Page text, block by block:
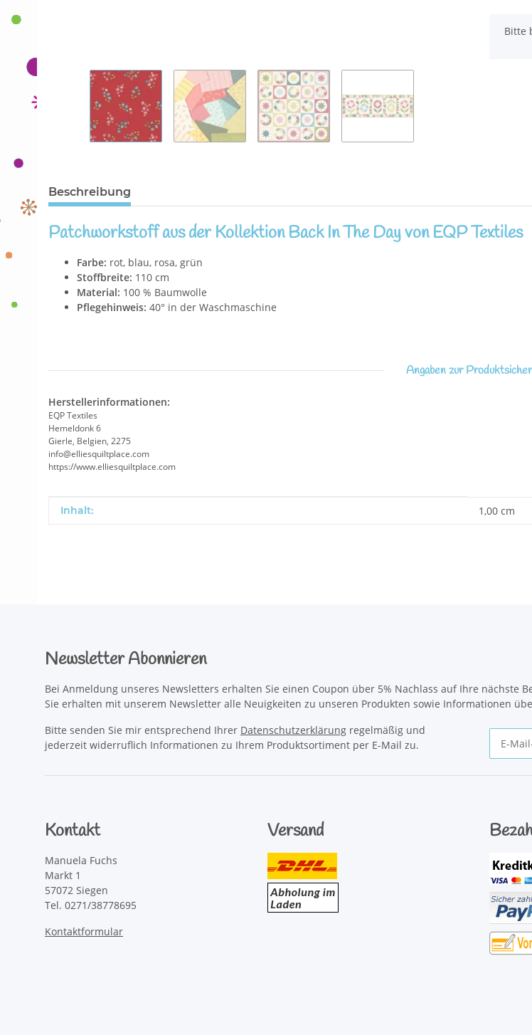
x
Bitte
Beschreibung
Patchworkstoff aus der Kollektion Back In The Day von EQP Textiles
Farbe: rot, blau, rosa, grün
Stoffbreite: 110 cm
Material: 100 % Baumwolle
Pflegehinweis: 40° in der Waschmaschine
Angaben zur
Herstellerinformationen:
EQP Textiles
Hemeldonk 6
Gierle, Belgien, 2275
info@elliesquiltplace.com
https://www.elliesquiltplace.com
Produkteigenschaft
Wert
Inhalt: 1,00 cm
Newsletter Abonnieren
Bei Anmeldung unseres Newsletters erhalten Sie einen Coupon über 5% Nachlass auf Ihre nächste
Sie erhalten mit unserem Newsletter alle Neuigkeiten zu unseren Produkten sowie Informationen
Bitte senden Sie mir entsprechend Ihrer Datenschutzerklärung regelmäßig und
jederzeit widerruflich Informationen zu Ihrem Produktsortiment per E-Mail zu.
Kontakt
Manuela Fuchs
Markt 1
57072 Siegen
Tel. 0271/38778695
Kontaktformular
Versand